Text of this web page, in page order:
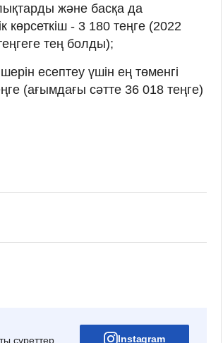
және басқа да
көрсеткіш - 3 180 теңге (2022
тең болды);
есептеу үшін ең төменгі
(ағымдағы сәтте 36 018 теңге)
суреттер, Instagram